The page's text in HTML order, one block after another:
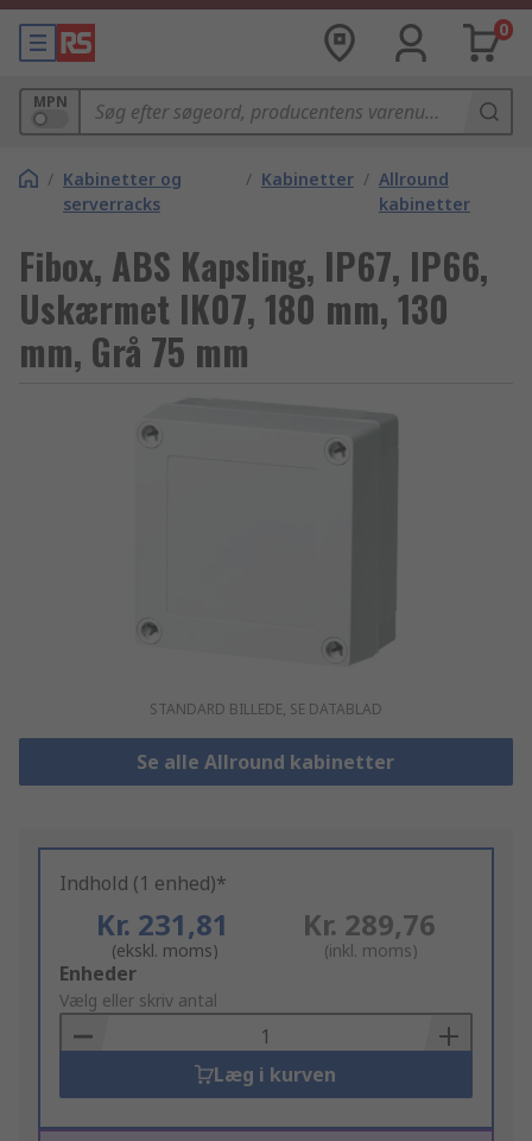
0
MPN
/ Kabinetter og
serverracks
/ Kabinetter / Allround
kabinetter
Fibox, ABS Kapsling, IP67, IP66,
Uskærmet IK07, 180 mm, 130
mm, Grå 75 mm
STANDARD BILLEDE, SE DATABLAD
Se alle Allround kabinetter
Indhold (1 enhed)*
Kr. 231,81
(ekskl. moms)
Kr. 289,76
(inkl. moms)
Add
to
Basket
Enheder
Vælg eller skriv antal
Læg i kurven